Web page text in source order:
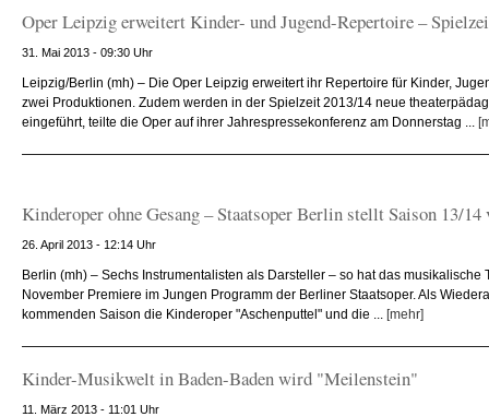
Oper Leipzig erweitert Kinder- und Jugend-Repertoire –
31. Mai 2013 - 09:30 Uhr
Leipzig/Berlin (mh) – Die Oper Leipzig erweitert ihr Repertoire für Kinder,
zwei Produktionen. Zudem werden in der Spielzeit 2013/14 neue
eingeführt, teilte die Oper auf ihrer Jahrespressekonferenz am Donnerstag ...
Kinderoper ohne Gesang – Staatsoper Berlin stellt Saison 13/14
26. April 2013 - 12:14 Uhr
Berlin (mh) – Sechs Instrumentalisten als Darsteller – so hat das musikalische
November Premiere im Jungen Programm der Berliner Staatsoper. Als
kommenden Saison die Kinderoper "Aschenputtel" und die ... [mehr]
Kinder-Musikwelt in Baden-Baden wird "Meilenstein"
11. März 2013 - 11:01 Uhr